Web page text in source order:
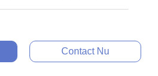
Contact Nu